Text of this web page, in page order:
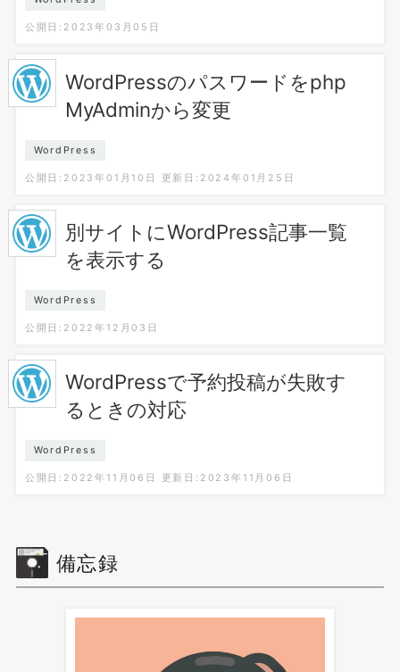
公開日:2023年03月05日
WordPressのパスワードをphp
MyAdminから変更
WordPress
公開日:2023年01月10日 更新日:2024年01月25日
別サイトにWordPress記事一覧
を表示する
WordPress
公開日:2022年12月03日
WordPressで予約投稿が失敗す
るときの対応
WordPress
公開日:2022年11月06日 更新日:2023年11月06日
備忘録